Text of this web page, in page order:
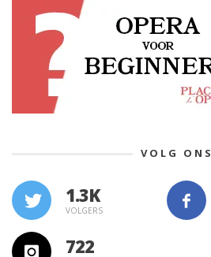
VOLG ONS
1.3K
VOLGERS
722